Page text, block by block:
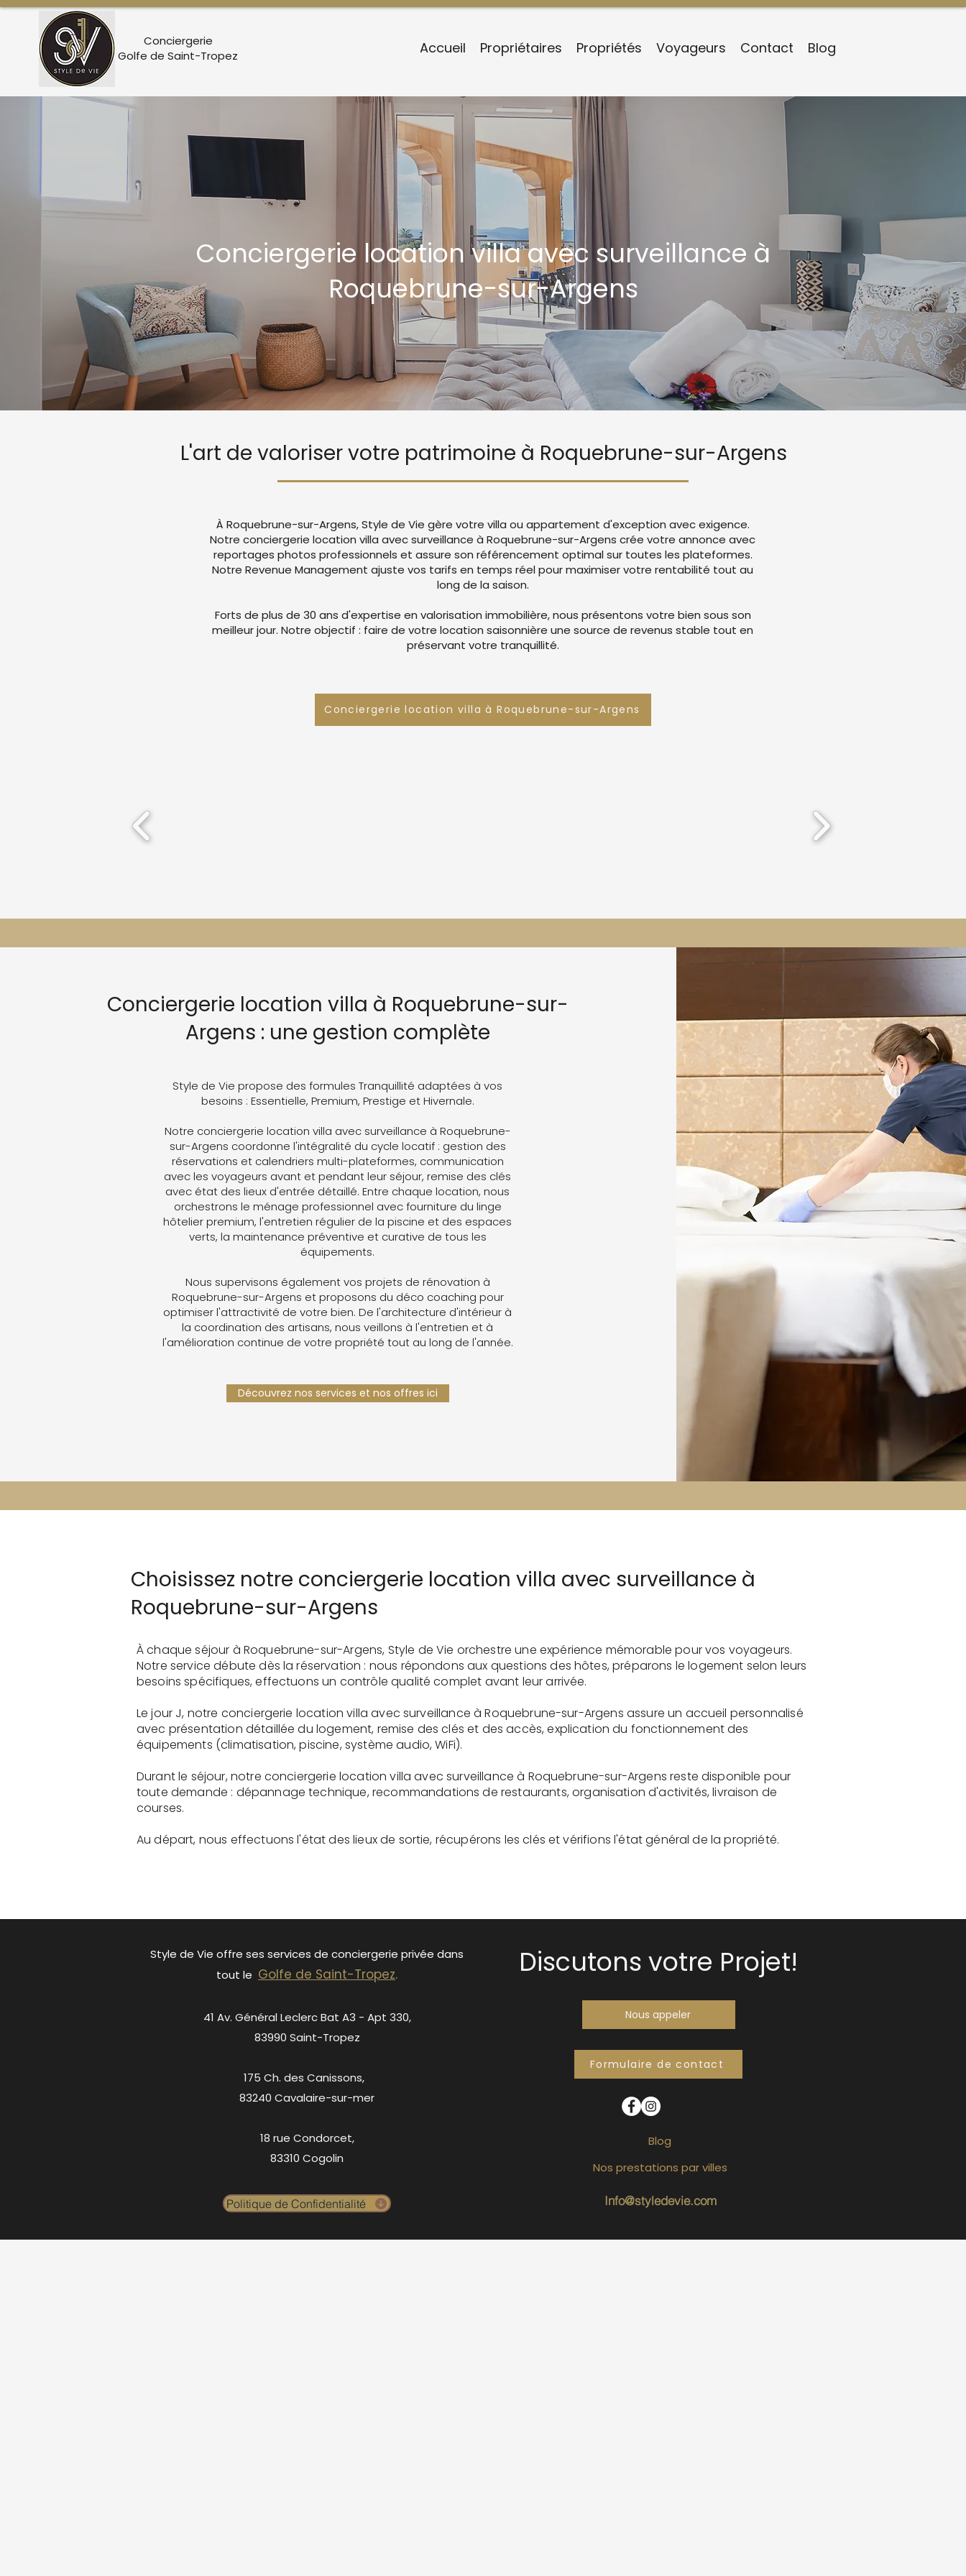
Conciergerie
Golfe de Saint-Tropez
Accueil Propriétaires Propriétés Voyageurs Contact Blog
Conciergerie location villa avec surveillance à
Roquebrune-sur-Argens
L'art de valoriser votre patrimoine à Roquebrune-sur-Argens
À Roquebrune-sur-Argens, Style de Vie gère votre villa ou appartement d'exception avec exigence.
Notre conciergerie location villa avec surveillance à Roquebrune-sur-Argens crée votre annonce avec
reportages photos professionnels et assure son référencement optimal sur toutes les plateformes.
Notre Revenue Management ajuste vos tarifs en temps réel pour maximiser votre rentabilité tout au
long de la saison.
Forts de plus de 30 ans d'expertise en valorisation immobilière, nous présentons votre bien sous son
meilleur jour. Notre objectif : faire de votre location saisonnière une source de revenus stable tout en
préservant votre tranquillité.
Conciergerie location villa à Roquebrune-sur-Argens
Conciergerie location villa à Roquebrune-sur-
Argens : une gestion complète
Style de Vie propose des formules Tranquillité adaptées à vos
besoins : Essentielle, Premium, Prestige et Hivernale.
Notre conciergerie location villa avec surveillance à Roquebrune-
sur-Argens coordonne l'intégralité du cycle locatif : gestion des
réservations et calendriers multi-plateformes, communication
avec les voyageurs avant et pendant leur séjour, remise des clés
avec état des lieux d'entrée détaillé. Entre chaque location, nous
orchestrons le ménage professionnel avec fourniture du linge
hôtelier premium, l'entretien régulier de la piscine et des espaces
verts, la maintenance préventive et curative de tous les
équipements.
Nous supervisons également vos projets de rénovation à
Roquebrune-sur-Argens et proposons du déco coaching pour
optimiser l'attractivité de votre bien. De l'architecture d'intérieur à
la coordination des artisans, nous veillons à l'entretien et à
l'amélioration continue de votre propriété tout au long de l'année.
Découvrez nos services et nos offres ici
Choisissez notre conciergerie location villa avec surveillance à
Roquebrune-sur-Argens
À chaque séjour à Roquebrune-sur-Argens, Style de Vie orchestre une expérience mémorable pour vos voyageurs.
Notre service débute dès la réservation : nous répondons aux questions des hôtes, préparons le logement selon leurs
besoins spécifiques, effectuons un contrôle qualité complet avant leur arrivée.
Le jour J, notre conciergerie location villa avec surveillance à Roquebrune-sur-Argens assure un accueil personnalisé
avec présentation détaillée du logement, remise des clés et des accès, explication du fonctionnement des
équipements (climatisation, piscine, système audio, WiFi).
Durant le séjour, notre conciergerie location villa avec surveillance à Roquebrune-sur-Argens reste disponible pour
toute demande : dépannage technique, recommandations de restaurants, organisation d'activités, livraison de
courses.
Au départ, nous effectuons l'état des lieux de sortie, récupérons les clés et vérifions l'état général de la propriété.
Style de Vie offre ses services de conciergerie privée dans
tout le Golfe de Saint-Tropez.
41 Av. Général Leclerc Bat A3 - Apt 330,
83990 Saint-Tropez
175 Ch. des Canissons,
83240 Cavalaire-sur-mer
18 rue Condorcet,
83310 Cogolin
Politique de Confidentialité
Discutons votre Projet!
Nous appeler
Formulaire de contact
Blog
Info@styledevie.com
Nos prestations par villes